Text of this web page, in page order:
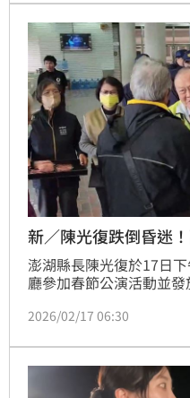
新／陳光復跌倒昏迷
澎湖縣長陳光復於17日
廳參加春節公演活動並
總醫院澎湖分院救治。
2026/02/17 06:30